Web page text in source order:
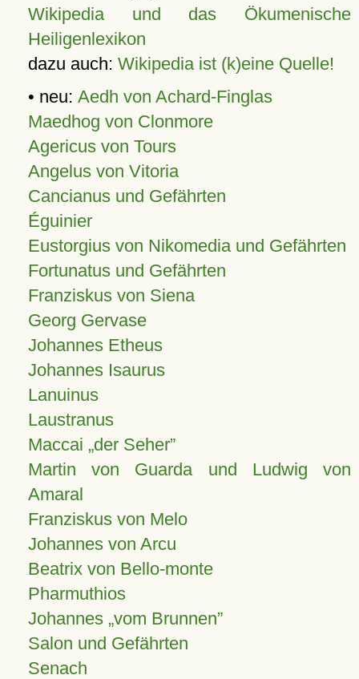
Wikipedia und das Ökumenische
Heiligenlexikon
dazu auch: Wikipedia ist (k)eine Quelle!
• neu: Aedh von Achard-Finglas
Maedhog von Clonmore
Agericus von Tours
Angelus von Vitoria
Cancianus und Gefährten
Éguinier
Eustorgius von Nikomedia und Gefährten
Fortunatus und Gefährten
Franziskus von Siena
Georg Gervase
Johannes Etheus
Johannes Isaurus
Lanuinus
Laustranus
Maccai „der Seher”
Martin von Guarda und Ludwig von
Amaral
Franziskus von Melo
Johannes von Arcu
Beatrix von Bello-monte
Pharmuthios
Johannes vom Brunnen
Salon und Gefährten
Senach